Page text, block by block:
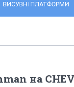
ВИСУВНІ ПЛАТФОРМИ
на